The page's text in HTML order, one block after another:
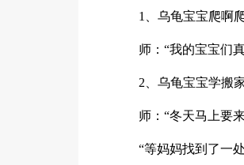
1、乌龟宝宝爬啊爬
师：“我的宝宝们
2、乌龟宝宝学搬家
师：“冬天马上要
“等妈妈找到了一